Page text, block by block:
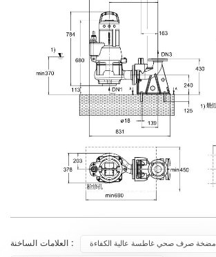
العلامات الساخنة :
مضخة صرف صحي غاطسة عالية الكفاءة